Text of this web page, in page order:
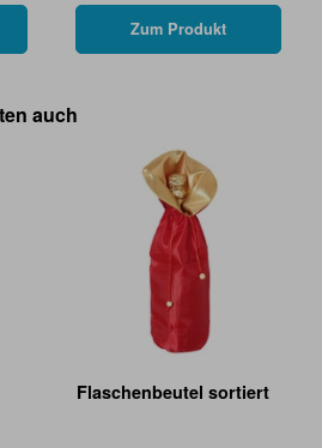
Zum Produkt
auch
Flaschenbeutel sortiert